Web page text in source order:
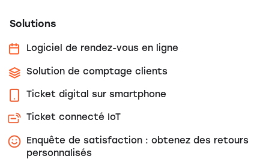
Solutions
Logiciel de rendez-vous en ligne
Solution de comptage clients
Ticket digital sur smartphone
Ticket connecté IoT
Enquête de satisfaction : obtenez des retours
personnalisés